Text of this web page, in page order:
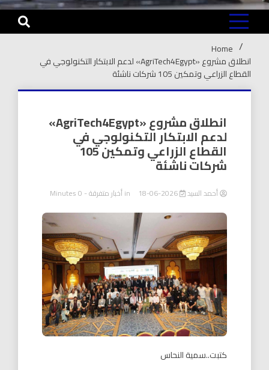
Home
انطلاق مشروع «AgriTech4Egypt» لدعم الابتكار التكنولوجي في
القطاع الزراعي وتمكين 105 شركات ناشئة
انطلاق مشروع «AgriTech4Egypt»
لدعم الابتكار التكنولوجي في
القطاع الزراعي وتمكين 105
شركات ناشئة
أحمد السيد 2026-06-18
inأخبار متفرقة- 0 Minutes
كتبت..سمية النحاس